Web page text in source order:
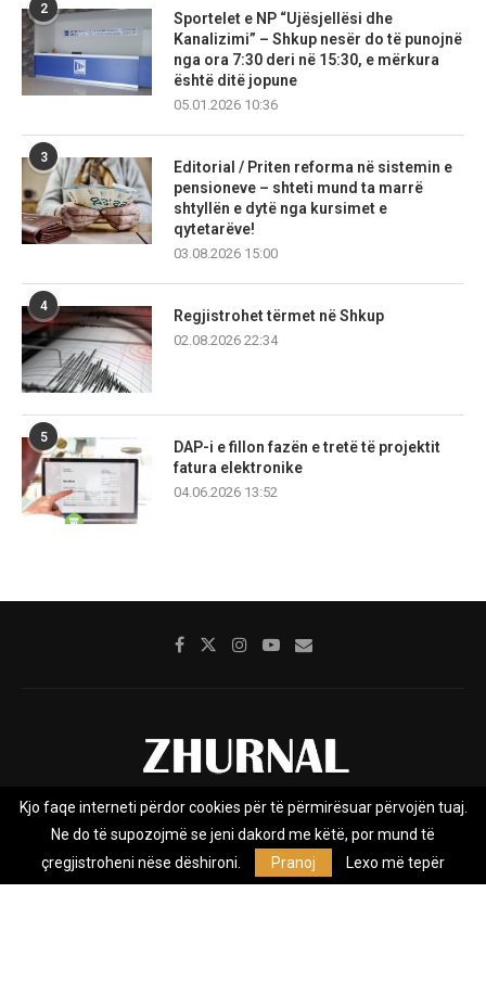
2
Sportelet e NP “Ujësjellësi dhe
Kanalizimi” – Shkup nesër do të punojnë
nga ora 7:30 deri në 15:30, e mërkura
është ditë jopune
05.01.2026 10:36
3
Editorial / Priten reforma në sistemin e
pensioneve – shteti mund ta marrë
shtyllën e dytë nga kursimet e
qytetarëve!
03.08.2026 15:00
4
Regjistrohet tërmet në Shkup
02.08.2026 22:34
5
DAP-i e fillon fazën e tretë të projektit
fatura elektronike
04.06.2026 13:52
Rreth nesh Impresumi Marketing
Kontakt
Privacy Policy
Zhurnal.mk është Agjenci e Lajmeve e pavarur, e themeluar në vitin
Kjo faqe interneti përdor cookies për të përmirësuar përvojën tuaj.
Ne do të supozojmë se jeni dakord me këtë, por mund të
çregjistroheni nëse dëshironi.
Pranoj Lexo më tepër